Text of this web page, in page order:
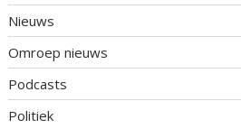
Nieuws
Omroep nieuws
Podcasts
Politiek